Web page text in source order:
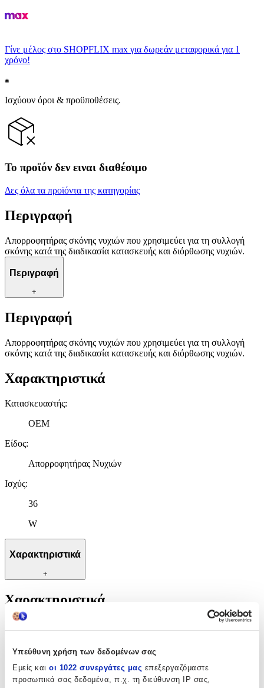
Υπεύθυνη χρήση των δεδομένων σας
Εμείς και οι 1022 συνεργάτες μας επεξεργαζόμαστε
προσωπικά σας δεδομένα, π.χ. τη διεύθυνση IP σας,
Γίνε μέλος στο SHOPFLIX max για δωρεάν μεταφορικά για 1
χρόνο!
Ισχύουν όροι & προϋποθέσεις.
Το προϊόν δεν ειναι διαθέσιμο
Δες όλα τα προϊόντα της κατηγορίας
Περιγραφή
Απορροφητήρας σκόνης νυχιών που χρησιμεύει για τη συλλογή
σκόνης κατά της διαδικασία κατασκευής και διόρθωσης νυχιών.
Περιγραφή
+
Περιγραφή
Απορροφητήρας σκόνης νυχιών που χρησιμεύει για τη συλλογή
σκόνης κατά της διαδικασία κατασκευής και διόρθωσης νυχιών.
Χαρακτηριστικά
Κατασκευαστής:
OEM
Είδος:
Απορροφητήρας Νυχιών
Ισχύς:
36
W
Χαρακτηριστικά
+
Χαρακτηριστικά
Είδος:
Απορροφητήρας Νυχιών